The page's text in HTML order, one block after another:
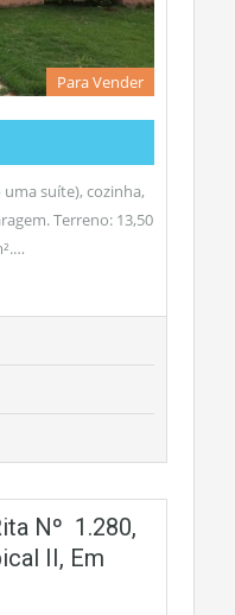
Para Vender
suíte), cozinha,
Terreno: 13,50
Nº 1.280,
II, Em